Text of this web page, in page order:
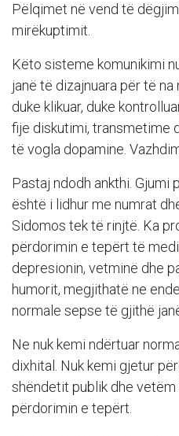
Pëlqimet në vend të
mirëkuptimit.
Këto sisteme komunikimi
janë të dizajnuara për të na
duke klikuar, duke
fije diskutimi, transmetime
të vogla dopamine.
Pastaj ndodh ankthi. Gjumi
është i lidhur me numrat
Sidomos tek të rinjtë. Ka
përdorimin e tepërt të
depresionin, vetminë dhe
humorit, megjithatë ne
normale sepse të gjithë
Ne nuk kemi ndërtuar
dixhital. Nuk kemi gjetur
shëndetit publik dhe
përdorimin e tepërt.